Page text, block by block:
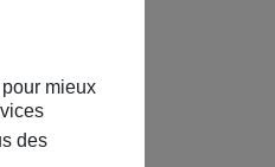
mieux
des